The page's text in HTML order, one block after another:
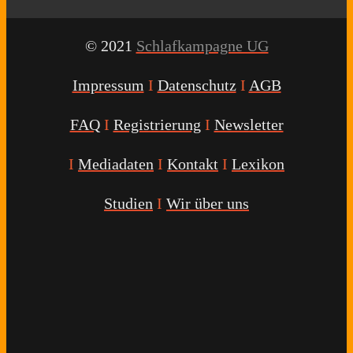
© 2021 Schlafkampagne UG
Impressum I Datenschutz I AGB
FAQ I Registrierung I Newsletter
I Mediadaten I Kontakt I Lexikon
Studien I Wir über uns